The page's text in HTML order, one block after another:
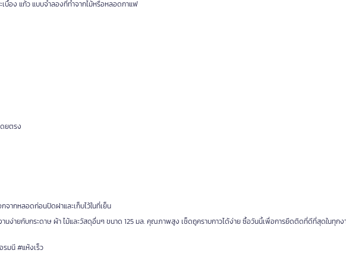
เบื้อง แก้ว แบบจำลองที่ทำจากไม้หรือหลอดกาแฟ
ยตรง
จากหลอดก่อนปิดฝาและเก็บไว้ในที่เย็น
านง่ายกับกระดาษ ผ้า ไม้และวัสดุอื่นๆ ขนาด 125 มล. คุณภาพสูง เช็ดถูคราบกาวได้ง่าย ซื้อวันนี้เพื่อการยึดติดที่ดีที่สุดในทุกง
รมนี #แห้งเร็ว